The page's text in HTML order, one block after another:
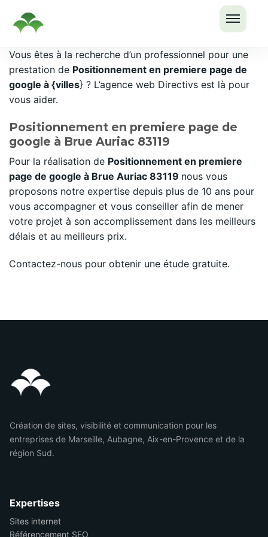
LE
MENU
Passer
au
contenu
Vous êtes à la recherche d’un professionnel pour une
prestation de Positionnement en premiere page de
google à {villes} ? L’agence web Directivs est là pour
vous aider.
Positionnement en premiere page de
google à Brue Auriac 83119
Pour la réalisation de Positionnement en premiere
page de google à Brue Auriac 83119 nous vous
proposons notre expertise depuis plus de 10 ans pour
vous accompagner et vous conseiller afin de mener
votre projet à son accomplissement dans les meilleurs
délais et au meilleurs prix.
Contactez-nous pour obtenir une étude gratuite.
Création de sites, visibilité et communication pour les
entreprises de Marseille, Aubagne, Aix-en-Provence et de la
région Sud.
Expertises
Sites internet
Référencement SEO